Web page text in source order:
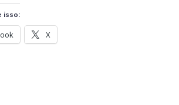
isso:
X